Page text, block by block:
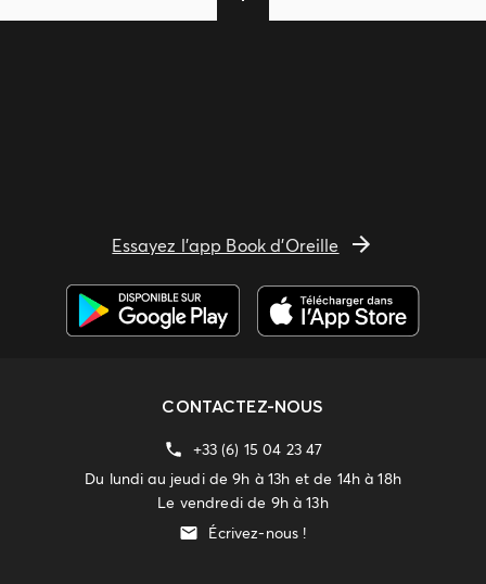
Essayez l'app Book d'Oreille
CONTACTEZ-NOUS
+33 (6) 15 04 23 47
Du lundi au jeudi de 9h à 13h et de 14h à 18h
Le vendredi de 9h à 13h
Écrivez-nous !